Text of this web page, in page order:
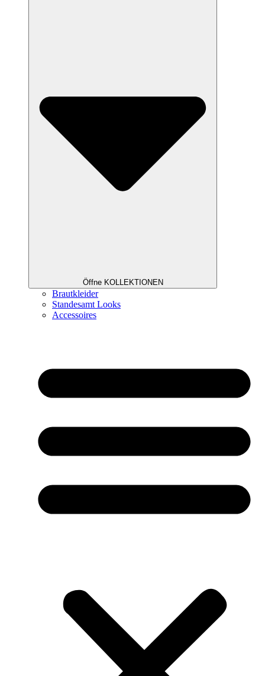
Öffne KOLLEKTIONEN
Brautkleider
Standesamt Looks
Accessoires